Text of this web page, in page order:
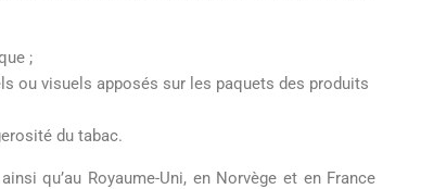
;
ou visuels apposés sur les paquets des produits
du tabac.
qu’au Royaume-Uni, en Norvège et en France